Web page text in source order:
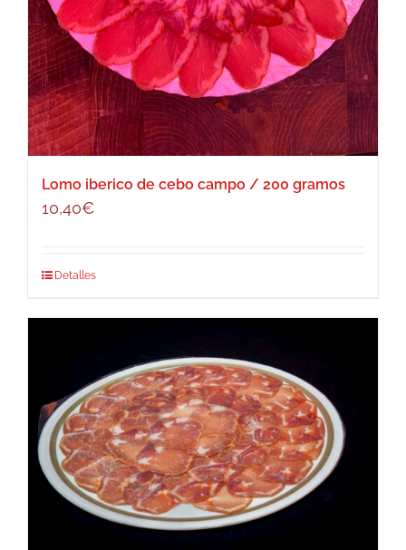
Lomo iberico de cebo campo / 200 gramos
10,40€
Detalles